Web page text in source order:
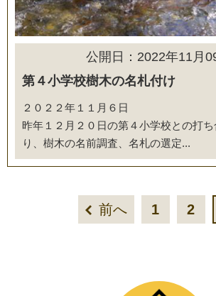
公開日：2022年11月
第４小学校樹木の名札付け
２０２２年１１月６日
昨年１２月２０日の第４小学校との打ち
り、樹木の名前調査、名札の選定...
前へ 1 2